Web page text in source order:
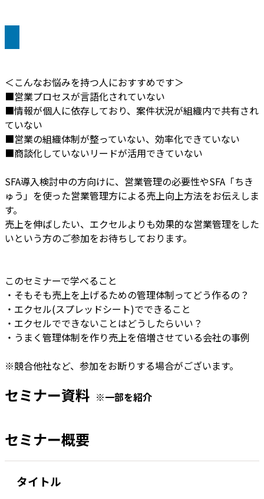
＜こんなお悩みを持つ人におすすめです＞
■営業プロセスが言語化されていない
■情報が個人に依存しており、案件状況が組織内で共有され
ていない
■営業の組織体制が整っていない、効率化できていない
■商談化していないリードが活用できていない
SFA導入検討中の方向けに、営業管理の必要性やSFA「ちき
ゅう」を使った営業管理方による売上向上方法をお伝えしま
す。
売上を伸ばしたい、エクセルよりも効果的な営業管理をした
いという方のご参加をお待ちしております。
このセミナーで学べること
・そもそも売上を上げるための管理体制ってどう作るの？
・エクセル(スプレッドシート)でできること
・エクセルでできないことはどうしたらいい？
・うまく管理体制を作り売上を倍増させている会社の事例
※競合他社など、参加をお断りする場合がございます。
セミナー資料 ※一部を紹介
セミナー概要
タイトル